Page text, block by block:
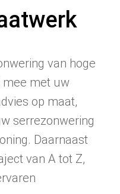
van hoge
mee met uw
op maat,
serrezonwering
Daarnaast
van A tot Z,